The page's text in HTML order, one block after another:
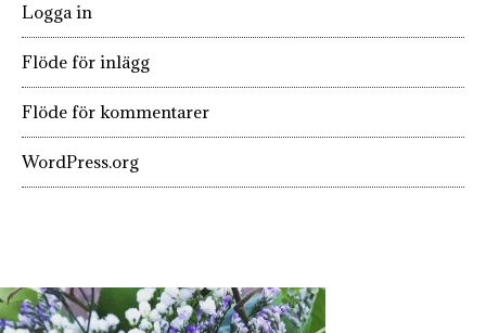
Logga in
Flöde för inlägg
Flöde för kommentarer
WordPress.org